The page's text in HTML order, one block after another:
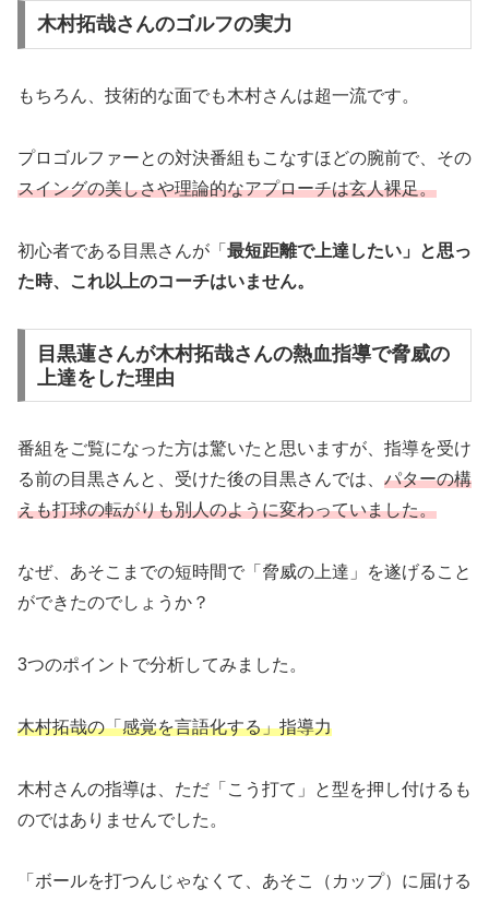
木村拓哉さんのゴルフの実力
もちろん、技術的な面でも木村さんは超一流です。
プロゴルファーとの対決番組もこなすほどの腕前で、その
スイングの美しさや理論的なアプローチは玄人裸足。
初心者である目黒さんが「 最短距離で上達したい」と思っ
た時、これ以上のコーチはいません。
目黒蓮さんが木村拓哉さんの熱血指導で脅威の
上達をした理由
番組をご覧になった方は驚いたと思いますが、指導を受け
る前の目黒さんと、受けた後の目黒さんでは、 パターの構
えも打球の転がりも別人のように変わっていました。
なぜ、あそこまでの短時間で「脅威の上達」を遂げること
ができたのでしょうか？
3つのポイントで分析してみました。
木村拓哉の「感覚を言語化する」指導力
木村さんの指導は、ただ「こう打て」と型を押し付けるも
のではありませんでした。
「ボールを打つんじゃなくて、あそこ（カップ）に届ける